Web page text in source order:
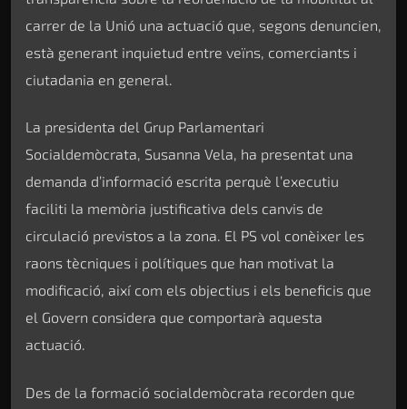
carrer de la Unió una actuació que, segons denuncien,
està generant inquietud entre veïns, comerciants i
ciutadania en general.
La presidenta del Grup Parlamentari
Socialdemòcrata, Susanna Vela, ha presentat una
demanda d’informació escrita perquè l’executiu
faciliti la memòria justificativa dels canvis de
circulació previstos a la zona. El PS vol conèixer les
raons tècniques i polítiques que han motivat la
modificació, així com els objectius i els beneficis que
el Govern considera que comportarà aquesta
actuació.
Des de la formació socialdemòcrata recorden que